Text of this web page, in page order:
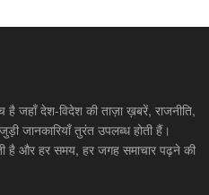
देश-विदेश की ताज़ा ख़बरें, राजनीति,
जानकारियाँ तुरंत उपलब्ध होती हैं।
है और हर समय, हर जगह समाचार पढ़ने की